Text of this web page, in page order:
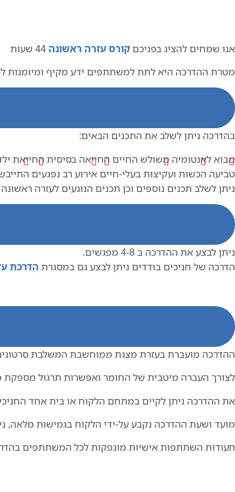
אנו שמחים להציג בפניכם קורס עזרה ראשונה
מטרת ההדרכה היא לתת למשתתפים ידע מקיף ומיומנות
בהדרכה ניתן לשלב את התכנים הבאים:
מבוא לאנטומיה משולש החיים החייאה בסיסית החייאת
טביעה הכשות ועקיצות בעלי-חיים אירוע רב נפגעים
ניתן לשלב תכנים נוספים וכן תכנים הנוגעים לעזרה
ניתן לבצע את ההדרכה ב 4-8 מפגשים.
הדרכה של חניכים בודדים ניתן לבצע גם במסגרת הדרכת
ההדרכה מועברת בעזרת מצגת ממוחשבת המשלבת
לצורך העברה מיטבית של החומר ואפשרות תרגול מספקת
את ההדרכה ניתן לקיים במתחם הלקוח או בית אחד
מועד ושעת ההדרכה נקבע על-ידי הלקוח בגמישות מלאה,
תעודות השתתפות אישיות מונפקות לכל המשתתפים